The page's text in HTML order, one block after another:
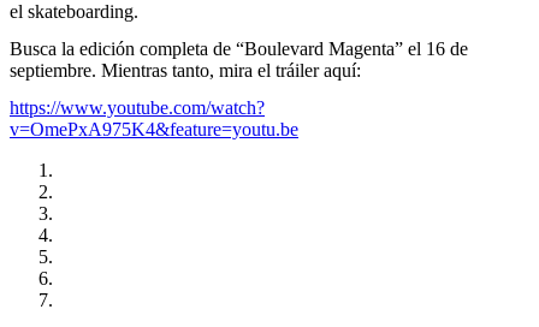
el skateboarding.
Busca la edición completa de “Boulevard Magenta” el 16 de
septiembre. Mientras tanto, mira el tráiler aquí:
https://www.youtube.com/watch?
v=OmePxA975K4&feature=youtu.be